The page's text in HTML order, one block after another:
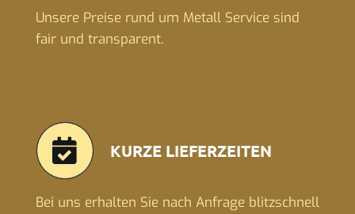
Unsere Preise rund um Metall Service sind
fair und transparent.
KURZE LIEFERZEITEN
Bei uns erhalten Sie nach Anfrage blitzschnell